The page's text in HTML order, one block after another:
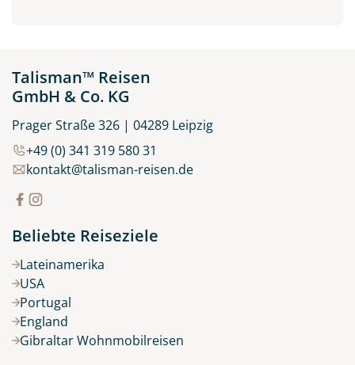
Talisman™ Reisen
GmbH & Co. KG
Prager Straße 326 | 04289 Leipzig
+49 (0) 341 319 580 31
kontakt@talisman-reisen.de
Beliebte Reiseziele
Lateinamerika
USA
Portugal
England
Gibraltar Wohnmobilreisen